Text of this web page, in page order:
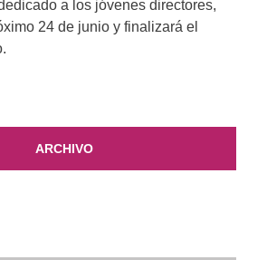
a los jóvenes directores,
24 de junio y finalizará el
ARCHIVO